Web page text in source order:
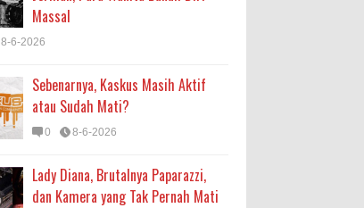
Massal
8-6-2026
Sebenarnya, Kaskus Masih Aktif
atau Sudah Mati?
0 8-6-2026
Lady Diana, Brutalnya Paparazzi,
dan Kamera yang Tak Pernah Mati